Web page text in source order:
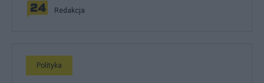
Redakcja
Polityka